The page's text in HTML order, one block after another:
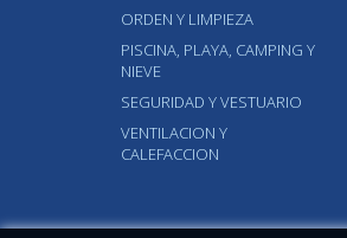
ORDEN Y LIMPIEZA
PISCINA, PLAYA, CAMPING Y
NIEVE
SEGURIDAD Y VESTUARIO
VENTILACION Y
CALEFACCION